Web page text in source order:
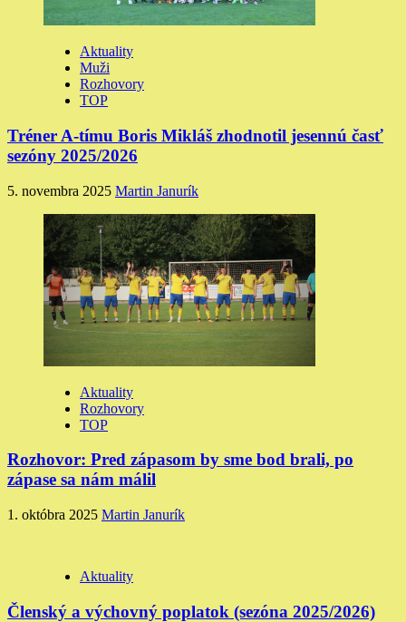
Aktuality
Muži
Rozhovory
TOP
Tréner A-tímu Boris Mikláš zhodnotil jesennú časť
sezóny 2025/2026
5. novembra 2025 Martin Janurík
Aktuality
Rozhovory
TOP
Rozhovor: Pred zápasom by sme bod brali, po
zápase sa nám málil
1. októbra 2025 Martin Janurík
Aktuality
Členský a výchovný poplatok (sezóna 2025/2026)